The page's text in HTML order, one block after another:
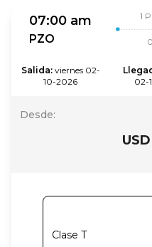
07:00 am
PZO
1
Salida: viernes 02-
10-2026
02-
Desde:
Clase T